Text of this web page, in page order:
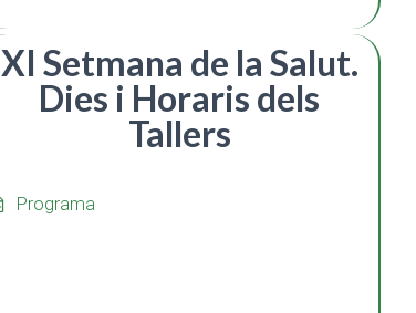
XI Setmana de la Salut.
Dies i Horaris dels
Tallers
Programa